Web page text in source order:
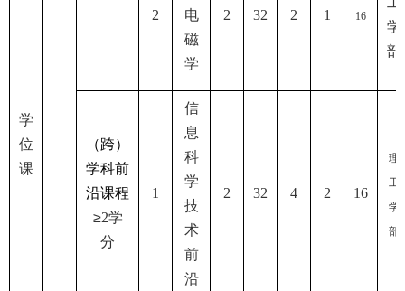
学
位
课
2
电
磁
学
2 32 2 1 16
学
部
（跨）
学科前
沿课程
≥2学
分
1
信
息
科
学
技
术
前
沿
2 32 4 2 16
理
工
学
部